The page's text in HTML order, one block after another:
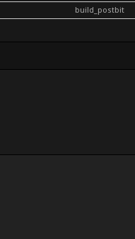
build_postbit